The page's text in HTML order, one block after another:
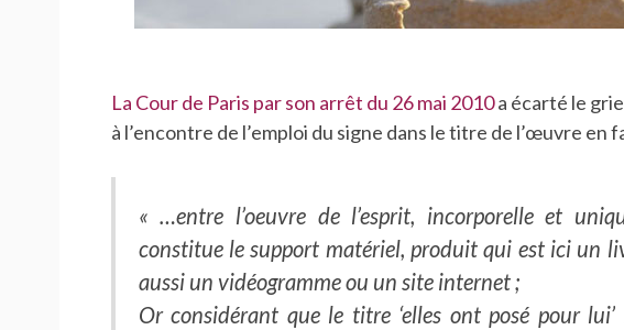
La Cour de Paris par son arrêt du 26 mai 2010a écarté le
à l’encontre de l’emploi du signe dans le titre de l’œuvre en
« …entre l’oeuvre de l’esprit, incorporelle et
constitue le support matériel, produit qui est ici un
aussi un vidéogrammeou un site internet ;
Or considérant que le titre ‘elles ont posé pour lui’